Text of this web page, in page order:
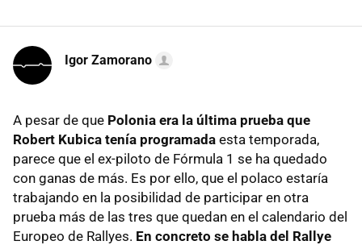
Igor Zamorano
A pesar de que Polonia era la última prueba que
Robert Kubica tenía programada esta temporada,
parece que el ex-piloto de Fórmula 1 se ha quedado
con ganas de más. Es por ello, que el polaco estaría
trabajando en la posibilidad de participar en otra
prueba más de las tres que quedan en el calendario del
Europeo de Rallyes. En concreto se habla del Rallye